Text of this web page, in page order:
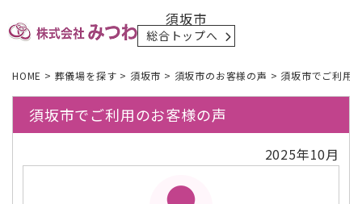
須坂市
総合トップへ
HOME > 葬儀場を探す > 須坂市 > 須坂市のお客様の声 > 須坂市でご利用
須坂市でご利用のお客様の声
2025年10月